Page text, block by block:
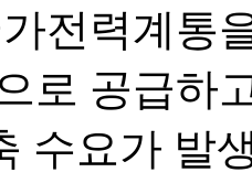
전력계통
로 공급하
수요가 발